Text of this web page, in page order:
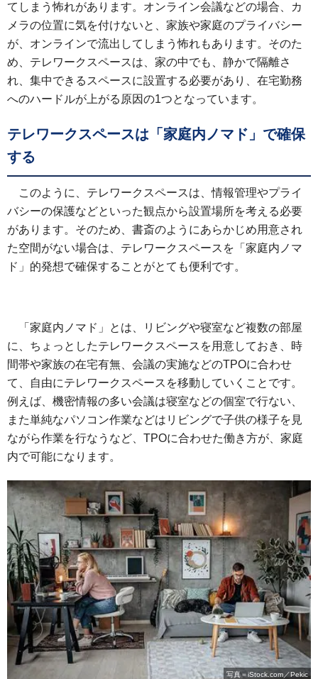
てしまう怖れがあります。オンライン会議などの場合、カ
メラの位置に気を付けないと、家族や家庭のプライバシー
が、オンラインで流出してしまう怖れもあります。そのた
め、テレワークスペースは、家の中でも、静かで隔離さ
れ、集中できるスペースに設置する必要があり、在宅勤務
へのハードルが上がる原因の1つとなっています。
テレワークスペースは「家庭内ノマド」で確保
する
このように、テレワークスペースは、情報管理やプライ
バシーの保護などといった観点から設置場所を考える必要
があります。そのため、書斎のようにあらかじめ用意され
た空間がない場合は、テレワークスペースを「家庭内ノマ
ド」的発想で確保することがとても便利です。
「家庭内ノマド」とは、リビングや寝室など複数の部屋
に、ちょっとしたテレワークスペースを用意しておき、時
間帯や家族の在宅有無、会議の実施などのTPOに合わせ
て、自由にテレワークスペースを移動していくことです。
例えば、機密情報の多い会議は寝室などの個室で行ない、
また単純なパソコン作業などはリビングで子供の様子を見
ながら作業を行なうなど、TPOに合わせた働き方が、家庭
内で可能になります。
写真＝iStock.com／Pekic